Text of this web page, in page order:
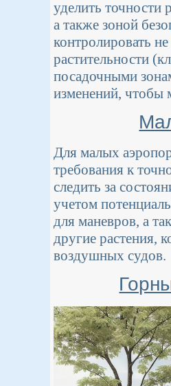
уделить точности
а также зоной
контролировать
растительности
посадочными
изменений, чтобы
Для малых
требования к
следить за
учетом
для маневров, а
другие растения,
воздушных судов.